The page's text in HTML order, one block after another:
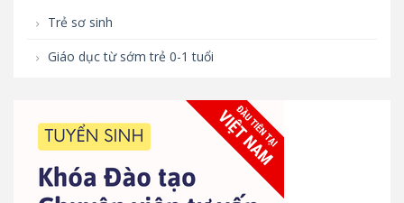
Trẻ sơ sinh
Giáo dục từ sớm trẻ 0-1 tuổi